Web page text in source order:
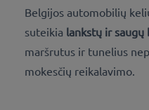
Belgijos automobilių
suteikia lankstų ir saugų
maršrutus ir tunelius
mokesčių reikalavimo.